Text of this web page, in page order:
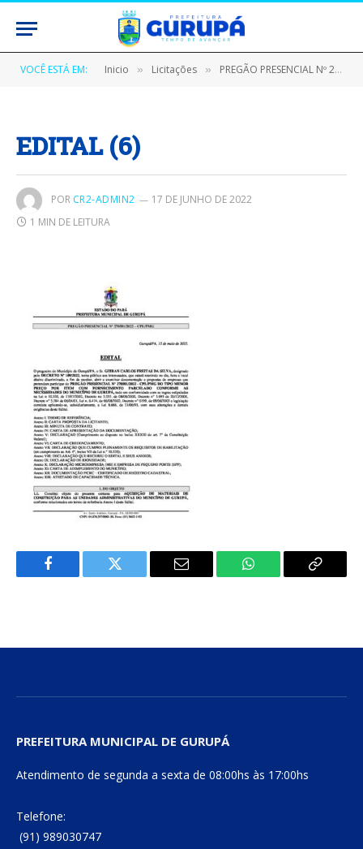
VOCÊ ESTÁ EM: Inicio » Licitações » PREGÃO PRESENCIAL Nº 270501/2022 (AQUISIÇÃO DE MATERIAIS DE CONSTRUÇÃO)
EDITAL (6)
POR CR2-ADMIN2
17 DE JUNHO DE 2022
1 MIN DE LEITURA
Facebook Twitter
E-
WhatsApp Copiar
PREFEITURA MUNICIPAL DE GURUPÁ
Atendimento de segunda a sexta de 08:00hs às 17:00hs
Telefone:
(91) 989030747